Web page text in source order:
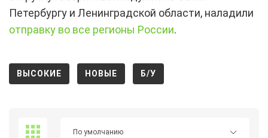
Петербургу и Ленинградской области, наладили
отправку во все регионы России.
ВЫСОКИЕ НОВЫЕ Б/У